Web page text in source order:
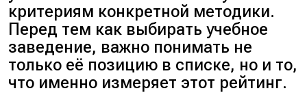
критериям конкретной методики.
Перед тем как выбирать учебное
заведение, важно понимать не
только её позицию в списке, но и то,
что именно измеряет этот рейтинг.